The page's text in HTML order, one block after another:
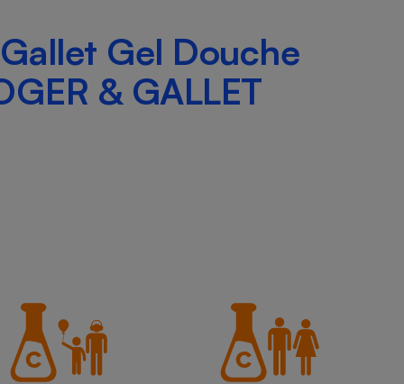
Gel Douche
& GALLET